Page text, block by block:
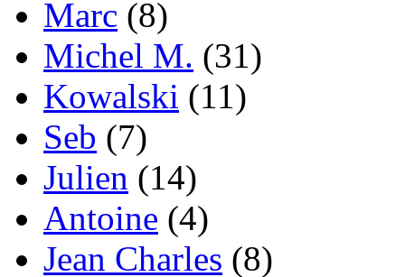
Marc (8)
Michel M. (31)
Kowalski (11)
Seb (7)
Julien (14)
Antoine (4)
Jean Charles (8)